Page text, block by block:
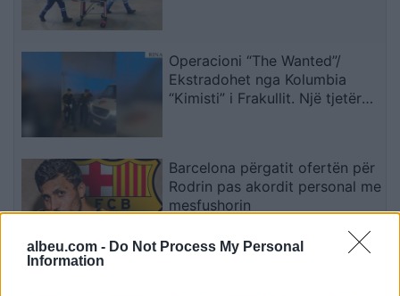
albeu.com - Do Not Process My Personal
Information
Operacioni “The Wanted”/
Ekstradohet nga Kolumbia
“Kimisti” i Frakullit. Një tjetër
Barcelona përgatit ofertën për
Rodrin pas akordit personal me
mesfushorin